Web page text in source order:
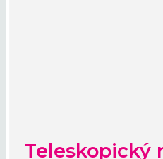
Teleskopický